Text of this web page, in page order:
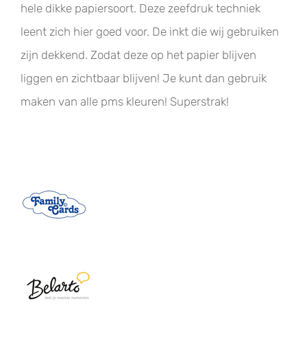
hele dikke papiersoort. Deze zeefdruk techniek
leent zich hier goed voor. De inkt die wij gebruiken
zijn dekkend. Zodat deze op het papier blijven
liggen en zichtbaar blijven! Je kunt dan gebruik
maken van alle pms kleuren! Superstrak!